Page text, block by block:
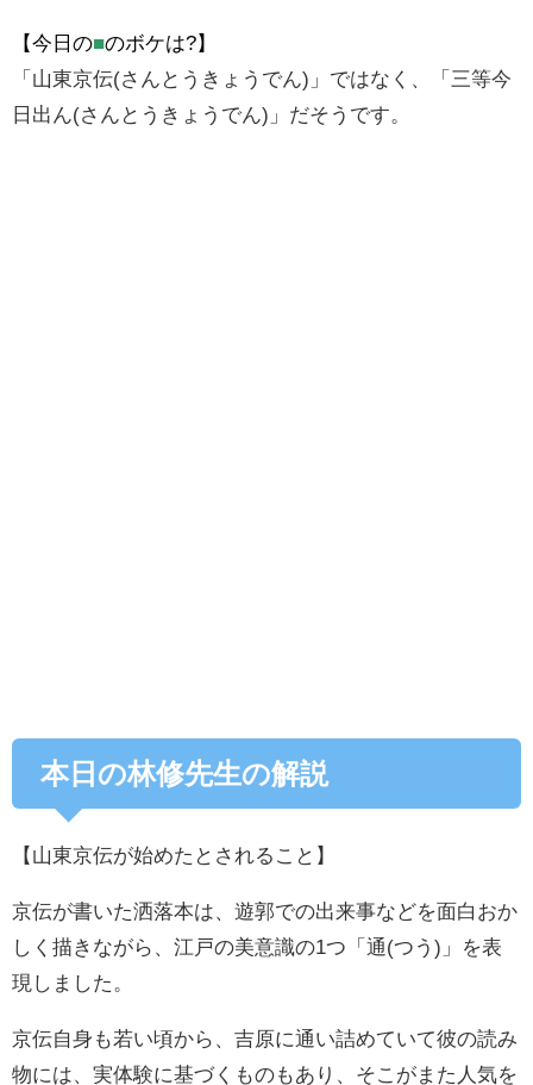
【今日の■のボケは?】
「山東京伝(さんとうきょうでん)」ではなく、「三等今
日出ん(さんとうきょうでん)」だそうです。
本日の林修先生の解説
【山東京伝が始めたとされること】
京伝が書いた洒落本は、遊郭での出来事などを面白おか
しく描きながら、江戸の美意識の1つ「通(つう)」を表
現しました。
京伝自身も若い頃から、吉原に通い詰めていて彼の読み
物には、実体験に基づくものもあり、そこがまた人気を